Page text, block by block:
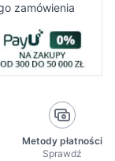
zamówienia
Metody płatności
Sprawdź